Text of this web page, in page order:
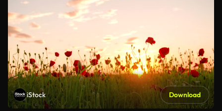
iStock Download